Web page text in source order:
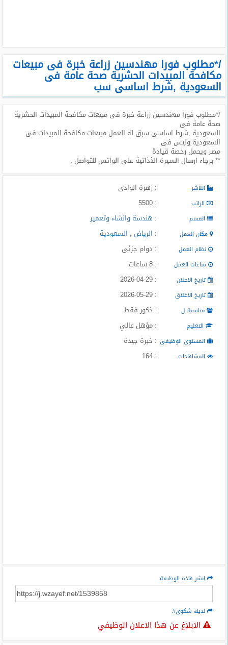
تصفح
الوظائف
وظائف
اليوم
وظائف
السعودية
اليوم
وظائف
اليوم
وظائف
المدونة
/*مطلوب فورا مهندسين زراعة خبرة فى مبيعات
مكافحة المبيدات الحشرية صحة عامة فى
السعودية ,شرط اساسى سب
/*مطلوب فورا مهندسين زراعة خبرة فى مبيعات مكافحة المبيدات الحشرية
صحة عامة فى
السعودية ,شرط اساسى سبق لة العمل مبيعات مكافحة المبيدات فى
السعودية وليس فى
مصر ويحمل رخصة قيادة
** برجاء ارسال السيرة الذذاتية على الواتس للتواصل ,
الناشر : زهرة الوادى
الراتب : 5500
القسم : هندسة وانشاء وتعمير
مكان العمل : الرياض , السعودية
نظام العمل : دوام جزئى
ساعات العمل : 8 ساعات
تاريخ الاعلان : 2026-04-29
تاريخ الاغلاق : 2026-05-29
مناسبة ل : ذكور فقط
التعليم : مؤهل عالي
المستوى الوظيفى : خبرة جيدة
المشاهدات : 164
انشر هذه الوظيفة:
لديك شكوى؟:
الابلاغ عن هذا الاعلان الوظيفي